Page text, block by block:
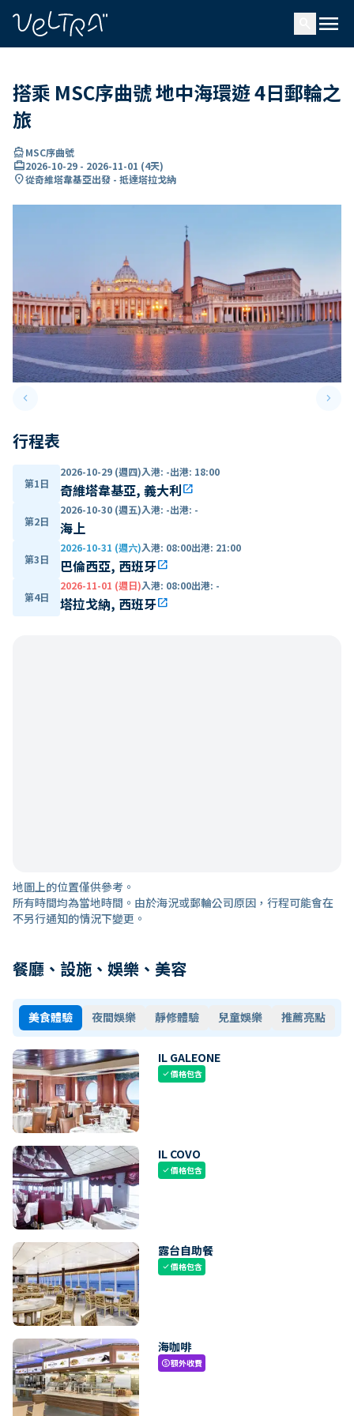
menu
搭乘 MSC序曲號 地中海環遊 4日郵輪之
旅
directions_boatMSC序曲號
card_travel2026-10-29 - 2026-11-01 (4天)
location_on從奇維塔韋基亞出發 - 抵達塔拉戈納
keyboard_arrow_leftPrevious slide keyboard_arrow_right
行程表
第1日
2026-10-29 (週四)入港: -出港: 18:00
奇維塔韋基亞, 義大利open_in_new
第2日
2026-10-30 (週五)入港: -出港: -
海上
第3日
2026-10-31 (週六)入港: 08:00出港: 21:00
巴倫西亞, 西班牙open_in_new
第4日
2026-11-01 (週日)入港: 08:00出港: -
塔拉戈納, 西班牙open_in_new
地圖上的位置僅供參考。
所有時間均為當地時間。由於海況或郵輪公司原因，行程可能會在
不另行通知的情況下變更。
餐廳、設施、娛樂、美容
美食體驗 夜間娛樂 靜修體驗 兒童娛樂 推薦亮點
IL GALEONE
check價格包含
IL COVO
check價格包含
露台自助餐
check價格包含
海咖啡
paid額外收費